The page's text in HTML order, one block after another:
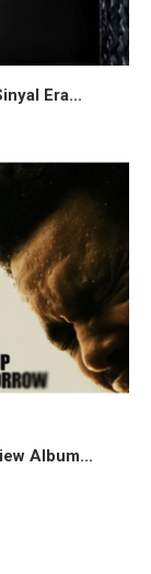
Era...
Album...